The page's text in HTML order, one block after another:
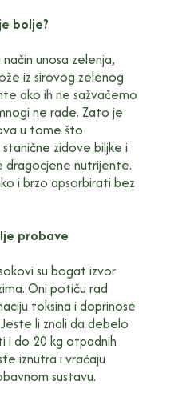
bolje?
unosa zelenja,
iz sirovog zelenog
ako ih ne sažvačemo
ne rade. Zato je
u tome što
zidove biljke i
dragocjene nutrijente.
i brzo apsorbirati bez
probave
su bogat izvor
Oni potiču rad
toksina i doprinose
li znali da debelo
i do 20 kg otpadnih
iznutra i vraćaju
sustavu.